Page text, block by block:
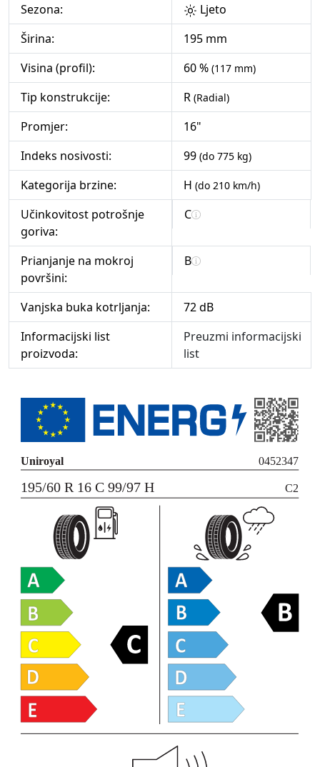
Sezona:
Ljeto
Širina:
195 mm
Visina (profil):
60 % (117 mm)
Tip konstrukcije: R (Radial)
Promjer:
16"
Indeks nosivosti:
99 (do 775 kg)
Kategorija brzine: H (do 210 km/h)
Učinkovitost potrošnje
goriva:
C
Prianjanje na mokroj
površini:
B
Vanjska buka kotrljanja:
72 dB
Informacijski list
proizvoda:
Preuzmi informacijski
list